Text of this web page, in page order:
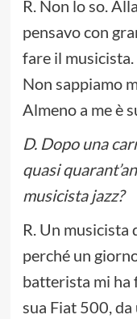
R. Non lo so.
pensavo con
fare il musicista.
Non sappiamo
Almeno a me è
D. Dopo una
quasi
musicista jazz?
R. Un musicista
perché un
batterista mi ha
sua Fiat 500,